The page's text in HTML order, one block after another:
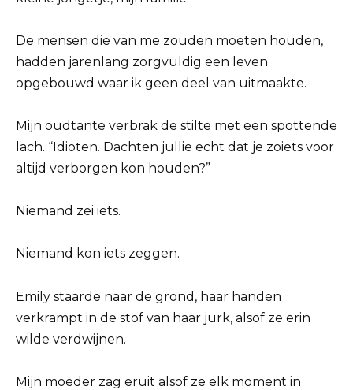
De mensen die van me zouden moeten houden,
hadden jarenlang zorgvuldig een leven
opgebouwd waar ik geen deel van uitmaakte.
Mijn oudtante verbrak de stilte met een spottende
lach. “Idioten. Dachten jullie echt dat je zoiets voor
altijd verborgen kon houden?”
Niemand zei iets.
Niemand kon iets zeggen.
Emily staarde naar de grond, haar handen
verkrampt in de stof van haar jurk, alsof ze erin
wilde verdwijnen.
Mijn moeder zag eruit alsof ze elk moment in